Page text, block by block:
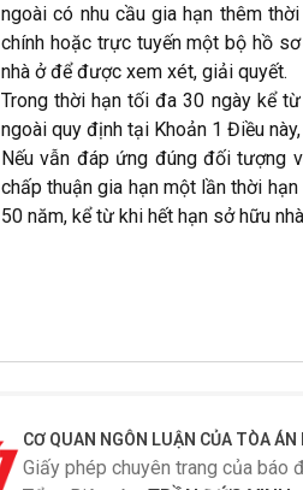
ngoài có nhu cầu gia hạn thêm
chính hoặc trực tuyến một bộ hồ
nhà ở để được xem xét, giải quyết.
Trong thời hạn tối đa 30 ngày kể
ngoài quy định tại Khoản 1 Điều
Nếu vẫn đáp ứng đúng đối tượng
chấp thuận gia hạn một lần thời
50 năm, kể từ khi hết hạn sở hữu
CƠ QUAN NGÔN LUẬN CỦA TÒA
Giấy phép chuyên trang của báo